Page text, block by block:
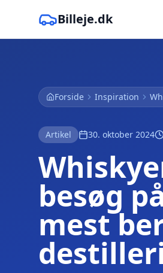
Billeje.dk
Forside Inspiration
Artikel 30. oktober 2024
besøg
mest